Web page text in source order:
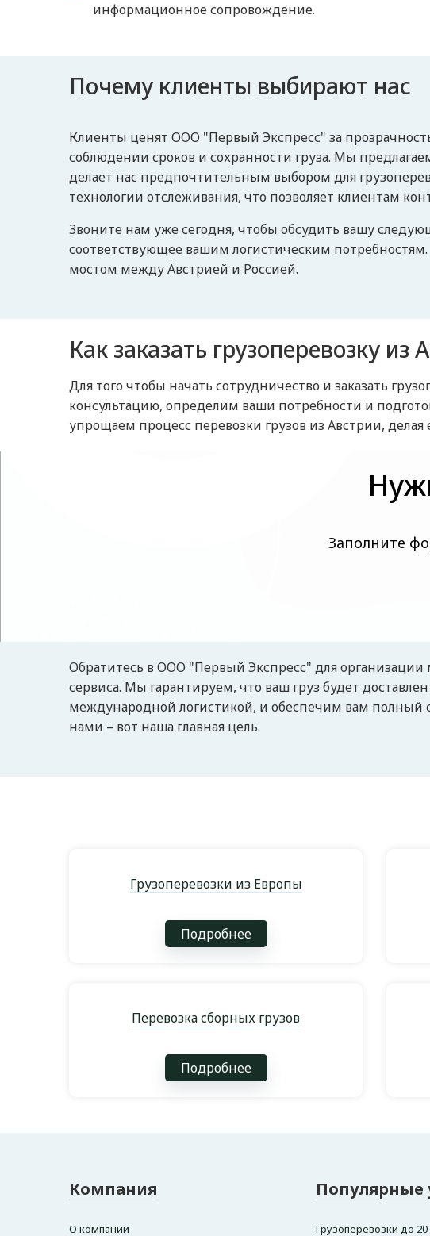
информационное сопровождение.
Почему клиенты выбирают нас
Клиенты ценят ООО "Первый Экспресс" за
соблюдении сроков и сохранности груза. Мы
делает нас предпочтительным выбором для
технологии отслеживания, что позволяет клиентам
Звоните нам уже сегодня, чтобы обсудить вашу
соответствующее вашим логистическим
мостом между Австрией и Россией.
Как заказать грузоперевозку из
Для того чтобы начать сотрудничество и заказать
консультацию, определим ваши потребности и
упрощаем процесс перевозки грузов из Австрии,
Заполните
Обратитесь в ООО "Первый Экспресс" для
сервиса. Мы гарантируем, что ваш груз будет
международной логистикой, и обеспечим вам полный
нами – вот наша главная цель.
Грузоперевозки из Европы
Подробнее
Перевозка сборных грузов
Подробнее
Компания
О компании
Популярные
Грузоперевозки до 20